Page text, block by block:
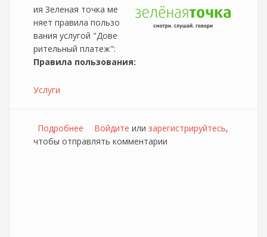
ия Зеленая точка ме
няет правила пользо
вания услугой "Дове
рительный платеж":
Правила пользования:
Услуги
Подробнее о Зелёная точка (Елец) изменяет условия
предоставления услуги "Доверительный
Войдите или зарегистрируйтесь,
чтобы отправлять комментарии